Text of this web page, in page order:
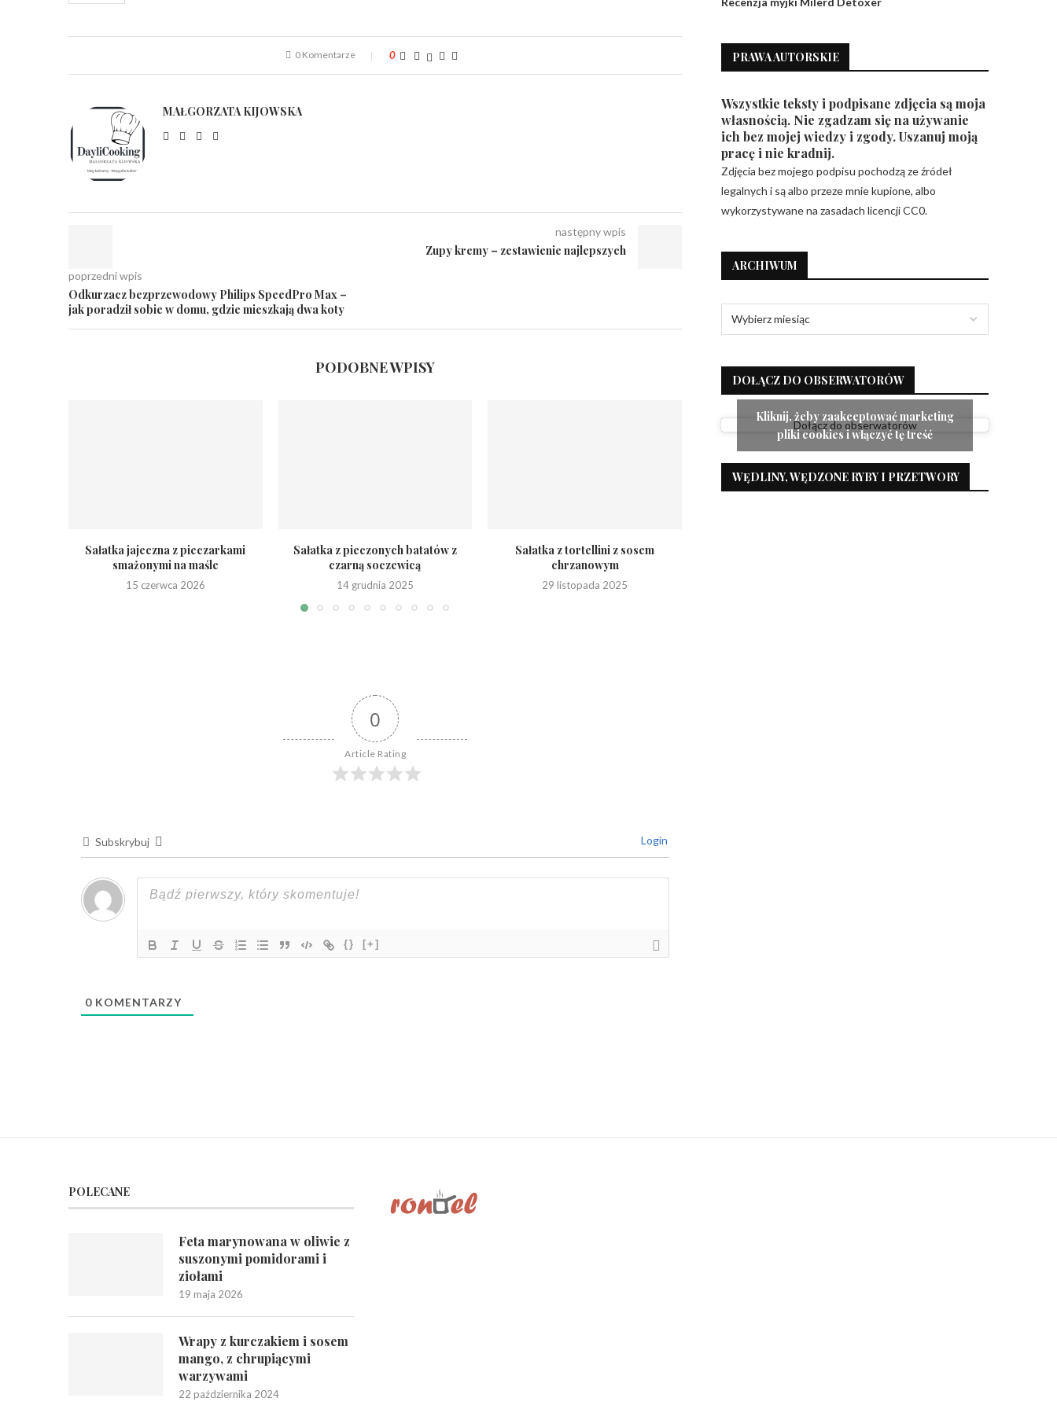
0 Komentarze 0
MAŁGORZATA KIJOWSKA
poprzedni wpis
Odkurzacz bezprzewodowy Philips SpeedPro Max –
jak poradził sobie w domu, gdzie mieszkają dwa koty
następny wpis
Zupy kremy – zestawienie najlepszych
PODOBNE WPISY
Sałatka jajeczna z pieczarkami
smażonymi na maśle
15 czerwca 2026
Sałatka z pieczonych batatów z
czarną soczewicą
14 grudnia 2025
Sałatka z tortellini z sosem
chrzanowym
29 listopada 2025
0
Article Rating
Subskrybuj Login
{} [+]
0KOMENTARZY
PRAWA AUTORSKIE
Wszystkie teksty i podpisane zdjęcia są moja
własnością. Nie zgadzam się na używanie
ich bez mojej wiedzy i zgody. Uszanuj moją
pracę i nie kradnij.
Zdjęcia bez mojego podpisu pochodzą ze źródeł
legalnych i są albo przeze mnie kupione, albo
wykorzystywane na zasadach licencji CC0.
ARCHIWUM
DOŁĄCZ DO OBSERWATORÓW
Dołącz do obserwatorów
Kliknij, żeby zaakceptować marketing
pliki cookies i włączyć tę treść
WĘDLINY, WĘDZONE RYBY I PRZETWORY
POLECANE
Feta marynowana w oliwie z
suszonymi pomidorami i
ziołami
19 maja 2026
Wrapy z kurczakiem i sosem
mango, z chrupiącymi
warzywami
22 października 2024